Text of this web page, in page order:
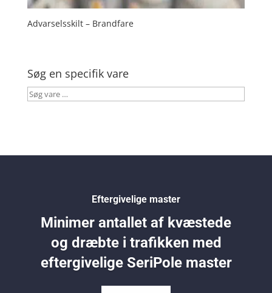
Advarselsskilt – Brandfare
Søg en specifik vare
Søg
Eftergivelige master
Minimer antallet af kvæstede
og dræbte i trafikken med
eftergivelige SeriPole master